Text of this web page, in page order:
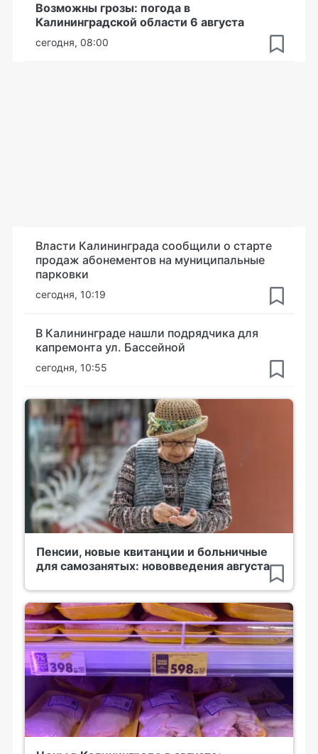
Возможны грозы: погода в
Калининградской области 6 августа
сегодня, 08:00
Власти Калининграда сообщили о старте
продаж абонементов на муниципальные
парковки
сегодня, 10:19
В Калининграде нашли подрядчика для
капремонта ул. Бассейной
сегодня, 10:55
Пенсии, новые квитанции и больничные
для самозанятых: нововведения августа